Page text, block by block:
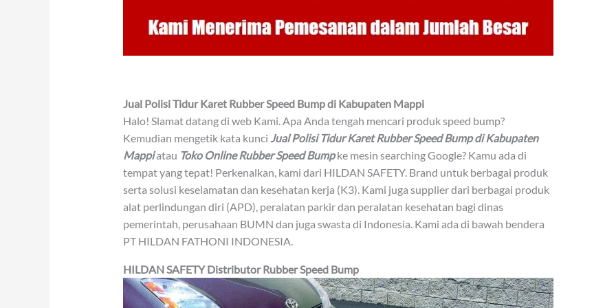
Jual Polisi Tidur Karet Rubber Speed Bump di Kabupaten Mappi
Halo! Slamat datang di web Kami. Apa Anda tengah mencari produk speed bump?
Kemudian mengetik kata kunci Jual Polisi Tidur Karet Rubber Speed Bump di Kabupaten
Mappiatau Toko Online Rubber Speed Bumpke mesin searching Google? Kamu ada di
tempat yang tepat! Perkenalkan, kami dari HILDAN SAFETY. Brand untuk berbagai produk
serta solusi keselamatan dan kesehatan kerja (K3). Kami juga supplier dari berbagai produk
alat perlindungan diri (APD), peralatan parkir dan peralatan kesehatan bagi dinas
pemerintah, perusahaan BUMN dan juga swasta di Indonesia. Kami ada di bawah bendera
PT HILDAN FATHONI INDONESIA.
HILDAN SAFETYDistributor RubberSpeed Bump